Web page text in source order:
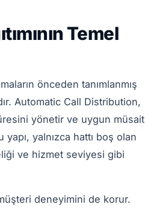
Temel
önceden tanımlanmış
Automatic Call Distribution,
yönetir ve uygun müsait
yalnızca hattı boş olan
ve hizmet seviyesi gibi
deneyimini de korur.